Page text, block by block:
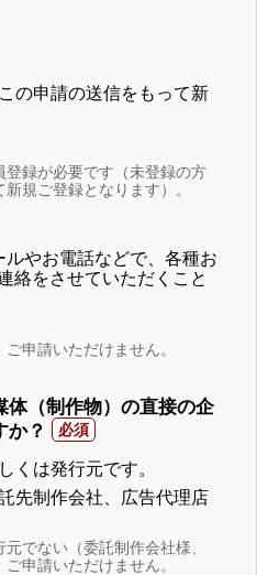
の申請の送信をもって新
録が必要です（未登録の方
規ご登録となります）。
やお電話などで、各種お
絡をさせていただくこと
申請いただけません。
体（制作物）の直接の企
か？
くは発行元です。
先制作会社、広告代理店
でない（委託制作会社様、
申請いただけません。